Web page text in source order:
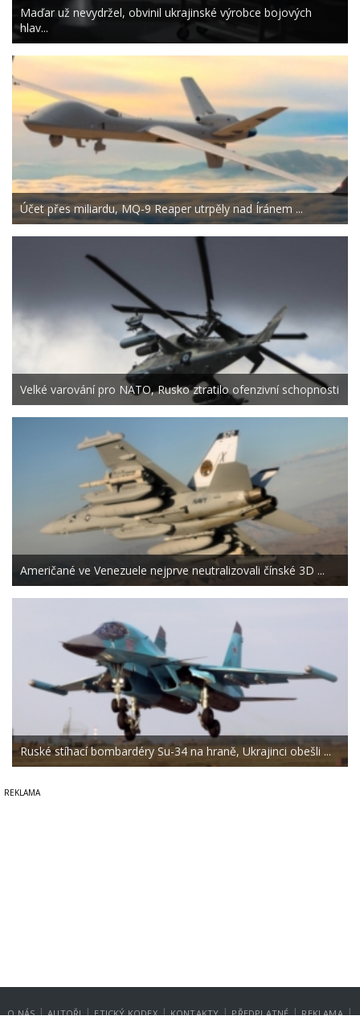
Maďar už nevydržel, obvinil ukrajinské výrobce bojových
hlav...
Účet přes miliardu, MQ-9 Reaper utrpěly nad Íránem ...
Velké varování pro NATO, Rusko ztratilo ofenzivní schopnosti
Američané ve Venezuele nejprve neutralizovali čínské 3D ...
Ruské stíhací bombardéry Su-34 na hraně, Ukrajinci obešli ...
O NÁS | AUTOŘI | ETICKÝ KODEX | KONTAKTY | PŘEDPLATNÉ | REKLAMA |